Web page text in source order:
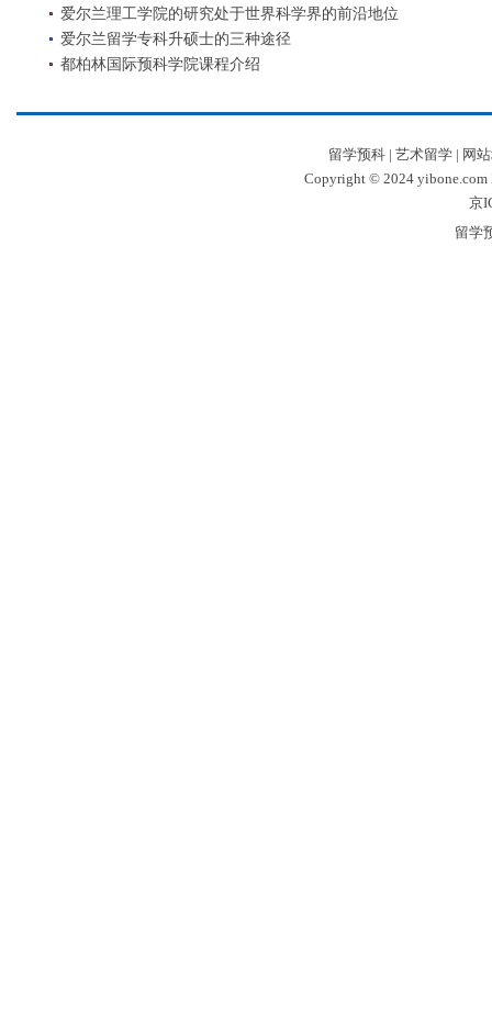
爱尔兰理工学院的研究处于世界科学界的前沿地位
爱尔兰留学专科升硕士的三种途径
都柏林国际预科学院课程介绍
留学预科| 艺术留学| 网
Copyright © 2024 yibone.com
京
留学